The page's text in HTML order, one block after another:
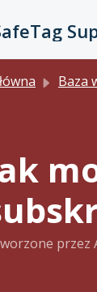
Baza
przez